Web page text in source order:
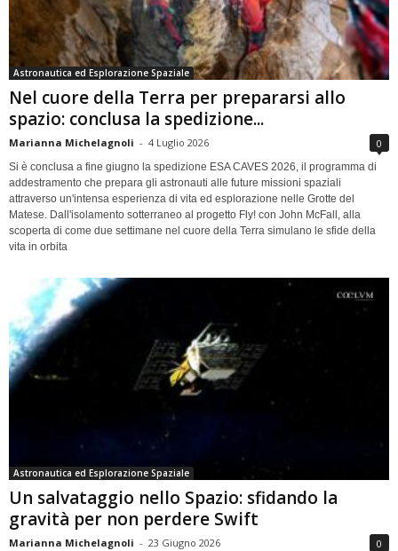
Astronautica ed Esplorazione Spaziale
Nel cuore della Terra per prepararsi allo
spazio: conclusa la spedizione...
Marianna Michelagnoli - 4 Luglio 2026 0
Si è conclusa a fine giugno la spedizione ESA CAVES 2026, il programma di
addestramento che prepara gli astronauti alle future missioni spaziali
attraverso un'intensa esperienza di vita ed esplorazione nelle Grotte del
Matese. Dall'isolamento sotterraneo al progetto Fly! con John McFall, alla
scoperta di come due settimane nel cuore della Terra simulano le sfide della
vita in orbita
Astronautica ed Esplorazione Spaziale
Un salvataggio nello Spazio: sfidando la
gravità per non perdere Swift
Marianna Michelagnoli - 23 Giugno 2026 0